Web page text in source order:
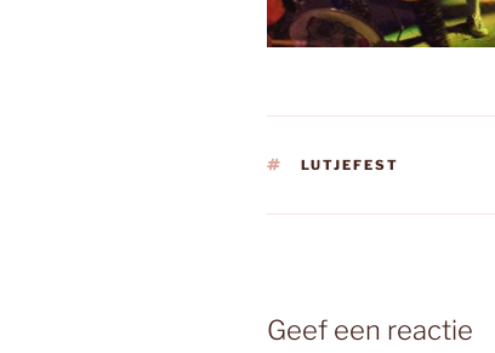
TAGS
LUTJEFEST
Geef een reactie